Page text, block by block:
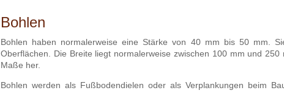
Bohlen
Bohlen haben normalerweise eine Stärke von 40 mm bis 50 mm.
Oberflächen. Die Breite liegt normalerweise zwischen 100 mm und
Maße her.
Bohlen werden als Fußbodendielen oder als Verplankungen beim